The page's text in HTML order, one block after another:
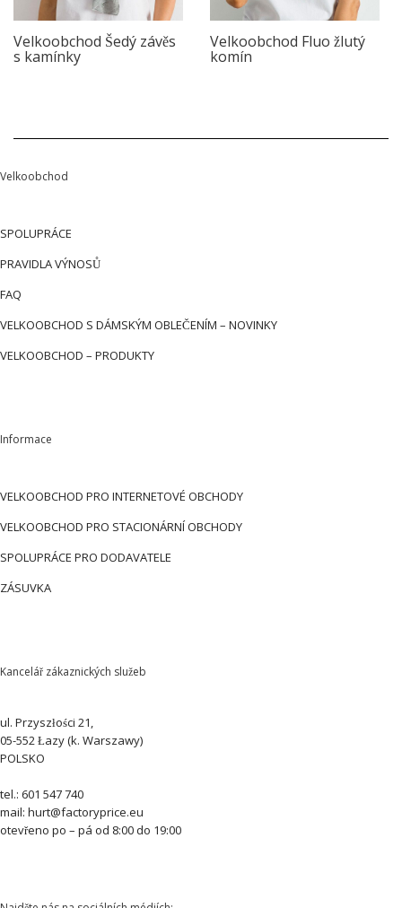
Velkoobchod Šedý závěs
s kamínky
Velkoobchod Fluo žlutý
komín
Velkoobchod
SPOLUPRÁCE
PRAVIDLA VÝNOSŮ
FAQ
VELKOOBCHOD S DÁMSKÝM OBLEČENÍM – NOVINKY
VELKOOBCHOD – PRODUKTY
Informace
VELKOOBCHOD PRO INTERNETOVÉ OBCHODY
VELKOOBCHOD PRO STACIONÁRNÍ OBCHODY
SPOLUPRÁCE PRO DODAVATELE
ZÁSUVKA
Kancelář zákaznických služeb
ul. Przyszłości 21,
05-552 Łazy (k. Warszawy)
POLSKO
tel.: 601 547 740
mail: hurt@factoryprice.eu
otevřeno po – pá od 8:00 do 19:00